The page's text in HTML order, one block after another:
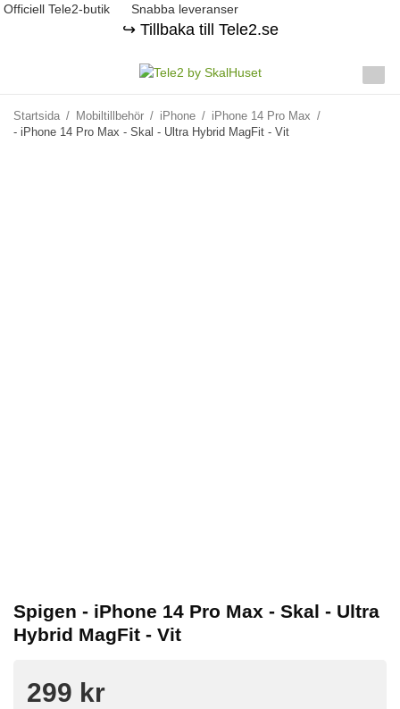
Officiell Tele2-butik Snabba leveranser
↪️ Tillbaka till Tele2.se
Startsida / Mobiltillbehör / iPhone / iPhone 14 Pro Max /
- iPhone 14 Pro Max - Skal - Ultra Hybrid MagFit - Vit
Spigen - iPhone 14 Pro Max - Skal - Ultra
Hybrid MagFit - Vit
299 kr